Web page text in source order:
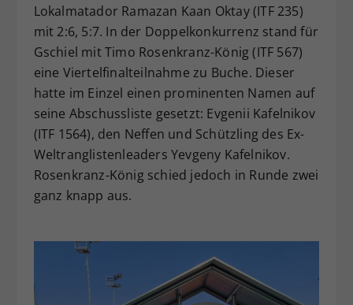
Lokalmatador Ramazan Kaan Oktay (ITF 235)
mit 2:6, 5:7. In der Doppelkonkurrenz stand für
Gschiel mit Timo Rosenkranz-König (ITF 567)
eine Viertelfinalteilnahme zu Buche. Dieser
hatte im Einzel einen prominenten Namen auf
seine Abschussliste gesetzt: Evgenii Kafelnikov
(ITF 1564), den Neffen und Schützling des Ex-
Weltranglistenleaders Yevgeny Kafelnikov.
Rosenkranz-König schied jedoch in Runde zwei
ganz knapp aus.